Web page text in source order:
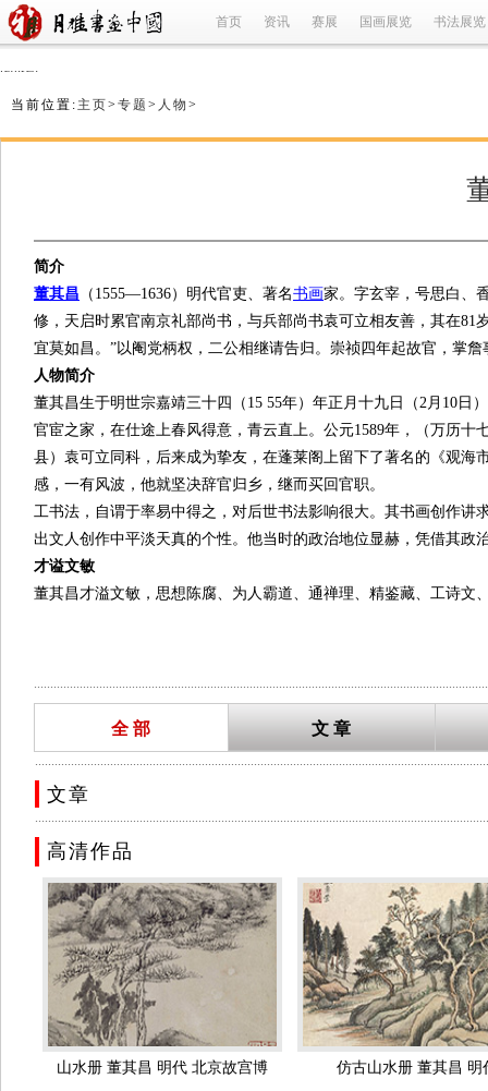
首页 资讯 赛展 国画展览 书法展览
refused
当前位置: 主页> 专题 > 人物 >
简介
董其昌 （1555—1636）明代官吏、著名书画家。字玄宰，号思白、
修，天启时累官南京礼部尚书，与兵部尚书袁可立相友善，其在
宜莫如昌。”以阉党柄权，二公相继请告归。崇祯四年起故官，掌
人物简介
董其昌生于明世宗嘉靖三十四（15 55年）年正月十九日（2月10
官宦之家，在仕途上春风得意，青云直上。公元1589年，（万历
县）袁可立同科，后来成为挚友，在蓬莱阁上留下了著名的《观
感，一有风波，他就坚决辞官归乡，继而买回官职。
工书法，自谓于率易中得之，对后世书法影响很大。其书画创作
出文人创作中平淡天真的个性。他当时的政治地位显赫，凭借其政
才谥文敏
董其昌才溢文敏，思想陈腐、为人霸道、通禅理、精鉴藏、工诗
董其昌在当时书法上有“邢张米董”之称，凭借其官职高位，即
是龙
、陈继儒
其中的一个重要部分。他在《画禅室随笔》中所说的“读万卷书”
真卿的《多宝塔》，22岁学习绘画时师法
探微，使其书画取得了超越古人的艺术成就。
董其昌强调以古人为师，但反对单纯机械地模拟蹈袭。随着阅
取舍，融入自己的创意。他认为如果离开了自己的创意，古人的
失的深刻体会，他摄取众家之法，按己意运笔挥洒，融合变化
董其昌的山水画大体有两种面貌，一种是水墨或兼用浅绛法，
重师法古人的传统技法，题材变化较少，但在笔和墨的运用上，
处处讲摹古，并不是泥古不化，而是能够脱窠臼，自成风格，其
之中，因而他所作山川树石、烟云流润，柔中有骨力，转折灵变
全 部 文 章
文章
高清作品
山水册 董其昌 明代 北京故宫博
仿古山水册 董其昌 明